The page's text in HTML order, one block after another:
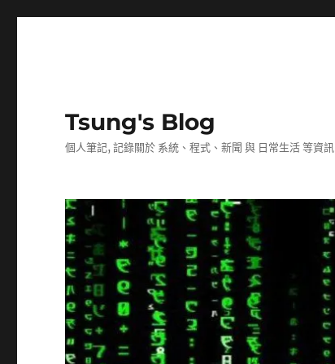
Tsung's Blog
個人筆記, 記錄關於 系統、程式、新聞 與 日常生活 等資訊